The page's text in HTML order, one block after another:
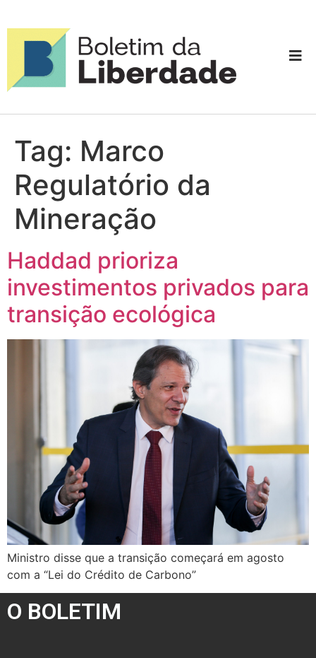
Tag: Marco
Regulatório da
Mineração
Haddad prioriza
investimentos privados para
transição ecológica
Ministro disse que a transição começará em agosto
com a “Lei do Crédito de Carbono”
O BOLETIM